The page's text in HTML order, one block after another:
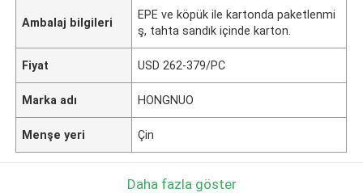
Ambalaj bilgileri
EPE ve köpük ile kartonda paketlenmi
ş, tahta sandık içinde karton.
Fiyat USD 262-379/PC
Marka adı HONGNUO
Menşe yeri Çin
Daha fazla göster